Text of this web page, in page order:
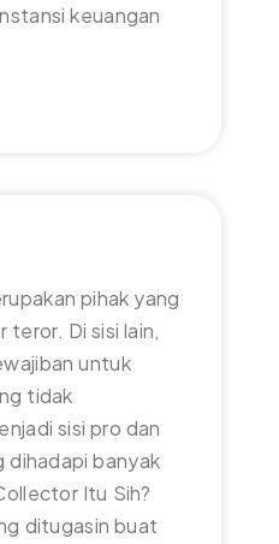
keuangan
pihak yang
teror. Di sisi lain,
untuk
tidak
sisi pro dan
dihadapi banyak
Itu Sih?
ditugasin buat